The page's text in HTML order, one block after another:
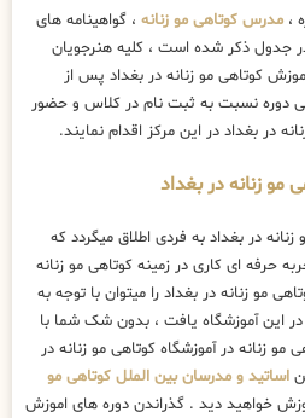
، مدرس کوتاهی مو زنانه ، گواهینامه های
جدول ذکر شده است ، کلیه هنرجویان
کوتاهی مو زنانه در بغداد پس از
دوره نسبت به ثبت نام در کلاس و حضور
در بغداد در این مرکز اقدام نمایند.
زنانه در بغداد
در بغداد به فردی اطلاق میگردد که
و تجربه حرفه ای کاری در زمینه کوتاهی مو زنانه
مو زنانه در بغداد را میتوان با توجه به
این آموزشگاه یافت ، بدون شک شما با
زنانه در آموزشگاه کوتاهی مو زنانه در
اساتید و مدرسان بین الملل کوتاهی مو
خواهید دید . گذراندن دوره های اموزش